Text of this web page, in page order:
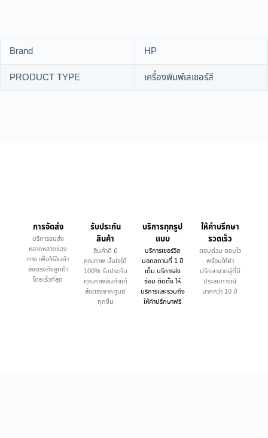
Brand
HP
PRODUCT TYPE
เครื่องพิมพ์เลเซอร์สี
การจัดส่ง
บริการขนส่ง
หลากหลายช่อง
ทาง เพื่อให้สินค้า
ส่งตรงถึงลูกค้า
โดยเร็วที่สุด
รับประกัน
สินค้า
สินค้าดี มี
คุณภาพ มั่นใจได้
100% รับประกัน
คุณภาพสินค้าแท้
ส่งตรงจากศูนย์
ทุกชิ้น
บริการทุกรูป
แบบ
บริการเซอร์วิส
นอกสถานที่ 1 ปี
เต็ม บริการส่ง
ซ่อม ติดตั้ง ให้
บริการและรวมถึง
ให้คำปรึกษาฟรี
ให้คำบรึกษา
รวดเร็ว
ตอบด่วน ตอบไว
พร้อมให้คำ
ปรึกษาจากผู้ที่มี
ประสบการณ์
มากกว่า 10 ปี